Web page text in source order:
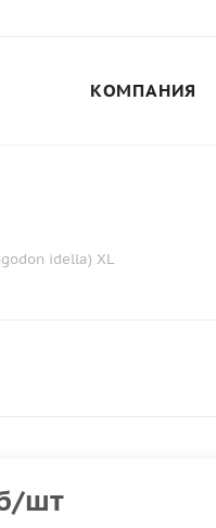
КОМПАНИЯ
idella) XL
/шт